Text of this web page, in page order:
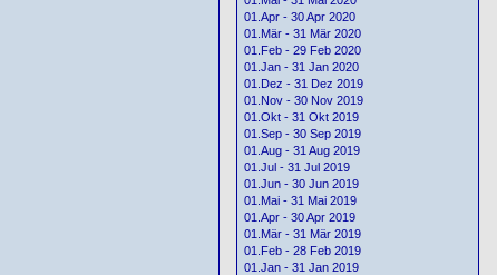
01.Apr - 30 Apr 2020
01.Mär - 31 Mär 2020
01.Feb - 29 Feb 2020
01.Jan - 31 Jan 2020
01.Dez - 31 Dez 2019
01.Nov - 30 Nov 2019
01.Okt - 31 Okt 2019
01.Sep - 30 Sep 2019
01.Aug - 31 Aug 2019
01.Jul - 31 Jul 2019
01.Jun - 30 Jun 2019
01.Mai - 31 Mai 2019
01.Apr - 30 Apr 2019
01.Mär - 31 Mär 2019
01.Feb - 28 Feb 2019
01.Jan - 31 Jan 2019